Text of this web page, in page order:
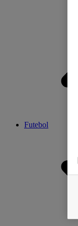
Futebol